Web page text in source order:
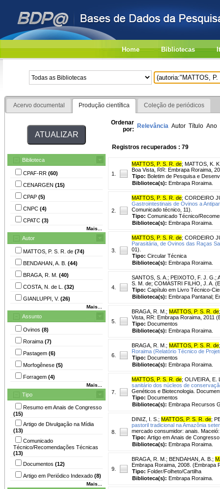
Home Bibliotecas
Acervo documental Produção científica Coleção de periódicos
Biblioteca
CPAF-RR (60)
CENARGEN (15)
CPAP (5)
CNPC (4)
CPATC (3)
Mais...
Autor
MATTOS, P. S. R. de (74)
BENDAHAN, A. B. (44)
BRAGA, R. M. (40)
COSTA, N. de L. (32)
GIANLUPPI, V. (26)
Mais...
Assunto
Ovinos (8)
Roraima (7)
Pastagem (6)
Morfogênese (5)
Forragem (4)
Mais...
Tipo
Resumo em Anais de Congresso
(15)
Artigo de Divulgação na Mídia
(13)
Comunicado
Técnico/Recomendações Técnicas
(13)
Documentos (12)
Artigo em Periódico Indexado (8)
Mais...
Ordenar
por: Relevância Autor Título Ano
Registros recuperados : 79
1.
MATTOS, P. S. R. de; MATTOS, K.
Boa Vista, RR: Embrapa Roraima,
Tipo: Boletim de Pesquisa e
Biblioteca(s): Embrapa Roraima.
2.
MATTOS, P. S. R. de; CORDEIRO
Gastrointestinais de Ovinos a
Comunicado técnico, 11).
Tipo: Comunicado Técnico/
Biblioteca(s): Embrapa Roraima.
3.
MATTOS, P. S. R. de; CORDEIRO
Parasitária, de Ovinos das Raças
01).
Tipo: Circular Técnica
Biblioteca(s): Embrapa Roraima.
4.
SANTOS, S. A. ; PEIXOTO, F. J. G. ;
S. M. de; COMASTRI FILHO, J. A.
Tipo: Capítulo em Livro Técnico-
Biblioteca(s): Embrapa Pantanal;
5.
BRAGA, R. M. ; MATTOS, P. S. R. de
Vista, RR: Embrapa Roraima, 2011
Tipo: Documentos
Biblioteca(s): Embrapa Roraima.
6.
BRAGA, R. M. ; MATTOS, P. S. R. de
Roraima (Relatório Técnico de
Tipo: Documentos
Biblioteca(s): Embrapa Roraima.
7.
MATTOS, P. S. R. de; OLIVEIRA, E.
sanitário dos núcleos de
Genéticos e Biotecnologia.
Tipo: Documentos
Biblioteca(s): Embrapa Recursos
8.
DINIZ, I. S. ; MATTOS, P. S. R. de;
pastoril tradicional na Amazônia
mercado consumidor: anais.
Tipo: Artigo em Anais de Congresso
Biblioteca(s): Embrapa Roraima.
9.
BRAGA, R. M. ; BENDAHAN, A. B. ;
Embrapa Roraima, 2008. (Embrapa
Tipo: Folder/Folheto/Cartilha
Biblioteca(s): Embrapa Roraima.